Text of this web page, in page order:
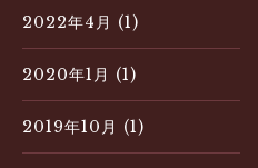
2022年4月 (1)
2020年1月 (1)
2019年10月 (1)